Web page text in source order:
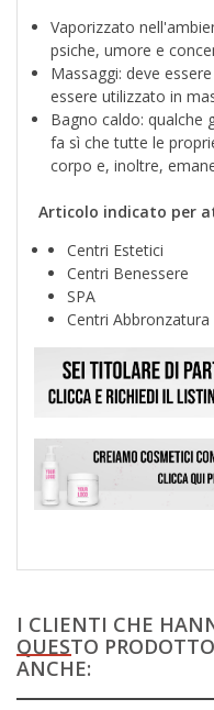
Vaporizzato
psiche, umore e
Massaggi: deve
essere utilizzato in
Bagno caldo: qualche
fa sì che tutte le
corpo e, inoltre,
Articolo indicato per
Centri Estetici
Centri Benessere
SPA
Centri Abbronzatura
I CLIENTI CHE
QUESTO
ANCHE: